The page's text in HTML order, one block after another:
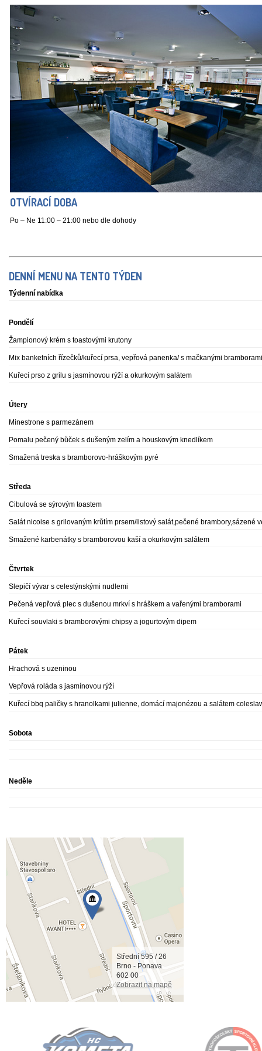
OTVÍRACÍ DOBA
Po – Ne 11:00 – 21:00 nebo dle dohody
DENNÍ MENU NA TENTO TÝDEN
Týdenní nabídka
Pondělí
Žampionový krém s toastovými krutony
Mix banketních řízečků/kuřecí prsa, vepřová panenka/ s mačkanými
Kuřecí prso z grilu s jasmínovou rýží a okurkovým salátem
Útery
Minestrone s parmezánem
Pomalu pečený bůček s dušeným zelím a houskovým knedlíkem
Smažená treska s bramborovo-hráškovým pyré
Středa
Cibulová se sýrovým toastem
Salát nicoise s grilovaným krůtím prsem/listový salát,pečené brambory,sázené
Smažené karbenátky s bramborovou kaší a okurkovým salátem
Čtvrtek
Slepičí vývar s celestýnskými nudlemi
Pečená vepřová plec s dušenou mrkví s hráškem a vařenými bramborami
Kuřecí souvlaki s bramborovými chipsy a jogurtovým dipem
Pátek
Hrachová s uzeninou
Vepřová roláda s jasmínovou rýží
Kuřecí bbq paličky s hranolkami julienne, domácí majonézou a salátem
Sobota
Neděle
Střední 595 / 26
Brno - Ponava
602 00
Zobrazit na mapě